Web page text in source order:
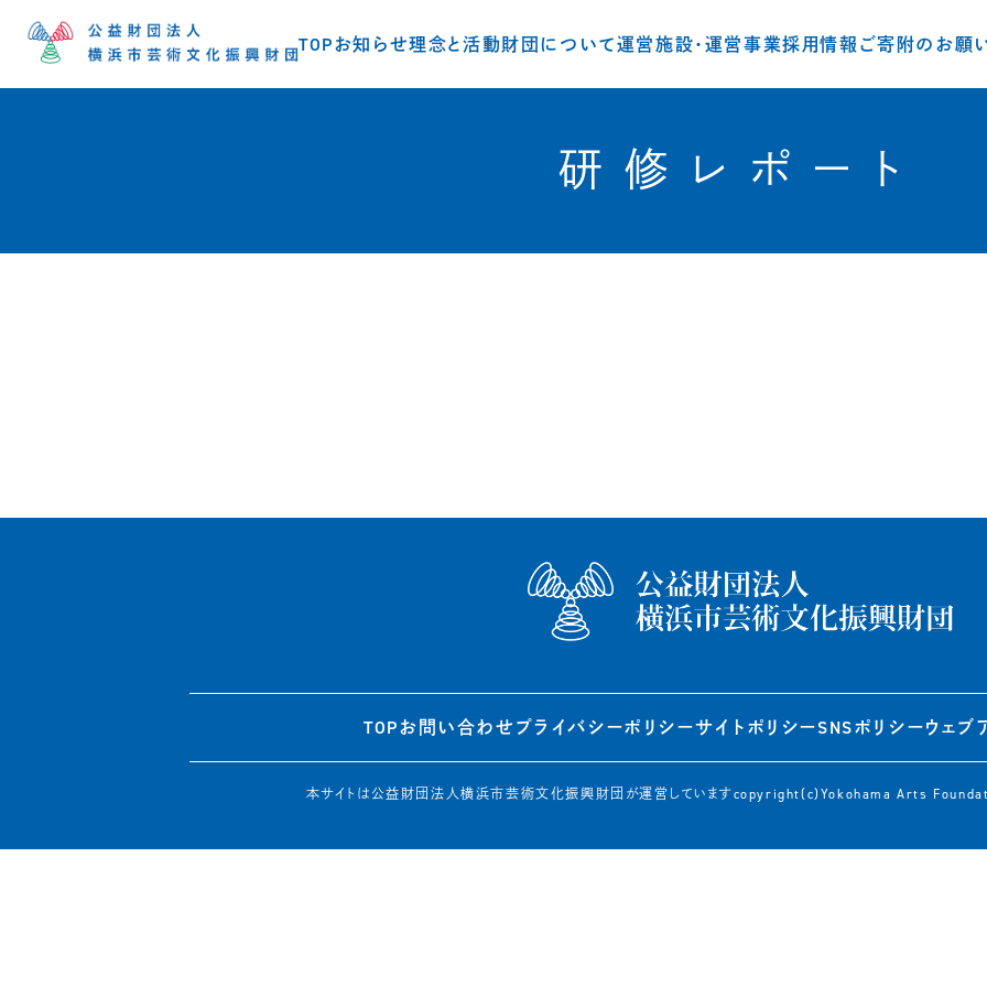
TOPお知らせ理念と活動財団について運営施設・運営事業採用情報ご寄附のお願
研修レポート
TOPお問い合わせプライバシーポリシーサイトポリシーSNSポリシーウェブ
本サイトは公益財団法人横浜市芸術文化振興財団が運営していますcopyright(c)Yokohama Arts